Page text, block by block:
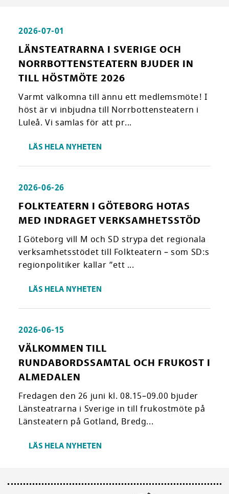
2026-07-01
LÄNSTEATRARNA I SVERIGE OCH
NORRBOTTENSTEATERN BJUDER IN
TILL HÖSTMÖTE 2026
Varmt välkomna till ännu ett medlemsmöte! I
höst är vi inbjudna till Norrbottensteatern i
Luleå. Vi samlas för att pr...
LÄS HELA NYHETEN
2026-06-26
FOLKTEATERN I GÖTEBORG HOTAS
MED INDRAGET VERKSAMHETSSTÖD
I Göteborg vill M och SD strypa det regionala
verksamhetsstödet till Folkteatern – som SD:s
regionpolitiker kallar ”ett ...
LÄS HELA NYHETEN
2026-06-15
VÄLKOMMEN TILL
RUNDABORDSSAMTAL OCH FRUKOST I
ALMEDALEN
Fredagen den 26 juni kl. 08.15–09.00 bjuder
Länsteatrarna i Sverige in till frukostmöte på
Länsteatern på Gotland, Bredg...
LÄS HELA NYHETEN